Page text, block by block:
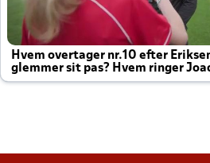
Hvem overtager nr.10 efter
glemmer sit pas? Hvem ringer
altid til efter kampe?